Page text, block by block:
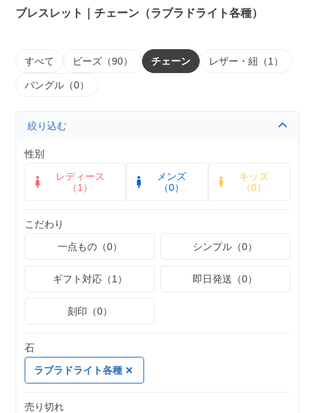
ブレスレット｜チェーン（ラブラドライト各種）
すべて ビーズ（90） チェーン レザー・紐（1）
バングル（0）
絞り込む
性別
レディース
（1）
メンズ
（0）
キッズ
（0）
こだわり
一点もの（0）
シンプル（0）
ギフト対応（1） 即日発送（0）
刻印（0）
石
ラブラドライト各種
売り切れ